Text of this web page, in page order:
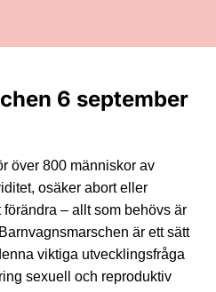
6 september
över 800 människor av
osäker abort eller
– allt som behövs är
är ett sätt
viktiga utvecklingsfråga
sexuell och reproduktiv